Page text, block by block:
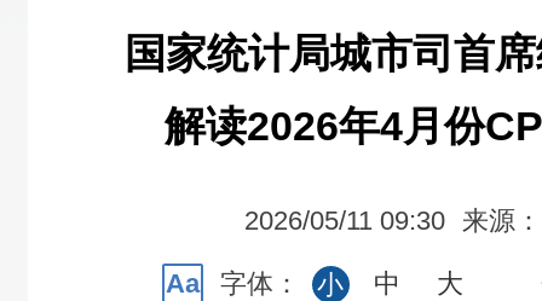
国家统计局城市司首
解读2026年4月份
2026/05/11 09:30 来源
Aa 字体： 小 中 大